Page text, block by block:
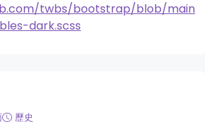
twbs/bootstrap/blob/main
dark.scss
歷史